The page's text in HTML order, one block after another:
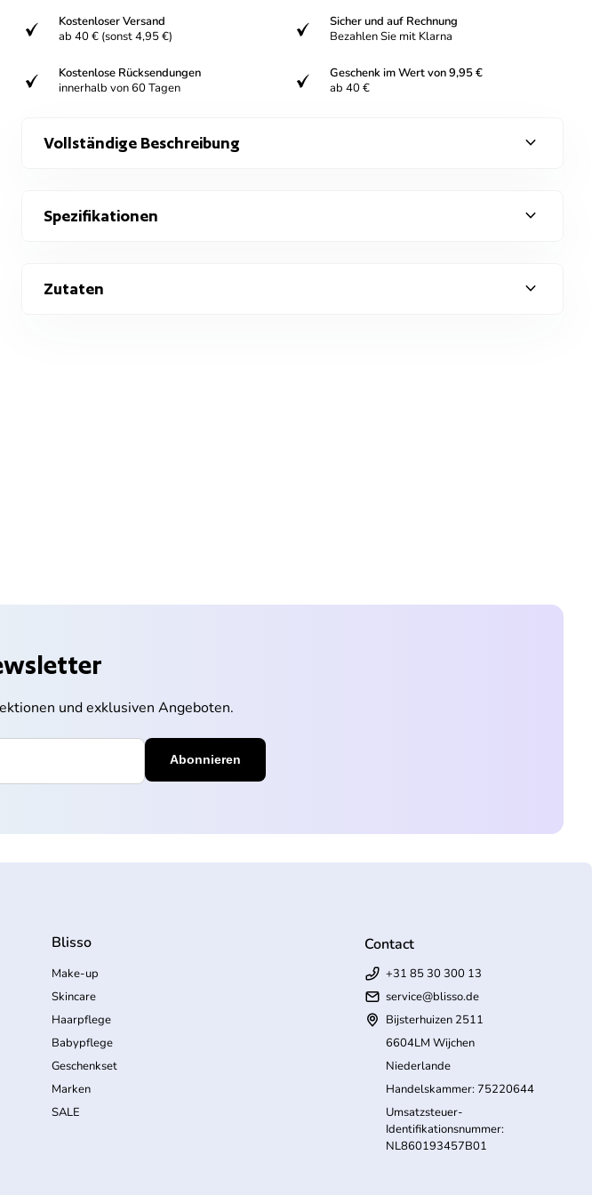
Kostenloser Versand
ab 40 € (sonst 4,95 €)
verifiziert
Sicher und auf Rechnung
Bezahlen Sie mit Klarna
Kostenlose Rücksendungen
innerhalb von 60 Tagen verifiziert
Geschenk im Wert von 9,95 €
ab 40 €
Vollständige Beschreibung expand_more
Spezifikationen expand_more
Zutaten expand_more
und exklusiven Angeboten.
Blisso
Make-up
Skincare
Haarpflege
Babypflege
Geschenkset
Marken
SALE
Contact
+31 85 30 300 13
service@blisso.de
Bijsterhuizen 2511
6604LM Wijchen
Niederlande
Handelskammer: 75220644
Umsatzsteuer-
Identifikationsnummer:
NL860193457B01